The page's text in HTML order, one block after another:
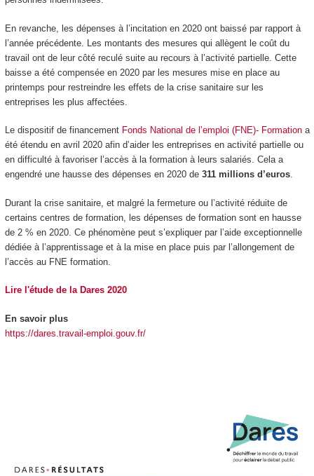
En revanche, les dépenses à l’incitation en 2020 ont baissé par rapport à
l’année précédente. Les montants des mesures qui allègent le coût du
travail ont de leur côté reculé suite au recours à l’activité partielle. Cette
baisse a été compensée en 2020 par les mesures mise en place au
printemps pour restreindre les effets de la crise sanitaire sur les
entreprises les plus affectées.
Le dispositif de financement Fonds National de l’emploi (FNE)- Formationa
été étendu en avril 2020 afin d’aider les entreprises en activité partielle ou
en difficulté à favoriser l’accès à la formation à leurs salariés. Cela a
engendré une hausse des dépenses en 2020 de 311 millions d’euros.
Durant la crise sanitaire, et malgré la fermeture ou l’activité réduite de
certains centres de formation, les dépenses de formation sont en hausse
de 2 % en 2020. Ce phénomène peut s’expliquer par l’aide exceptionnelle
dédiée à l’apprentissage et à la mise en place puis par l’allongement de
l’accès au FNE formation.
Lire l'étude de la Dares 2020
En savoir plus
https://dares.travail-emploi.gouv.fr/